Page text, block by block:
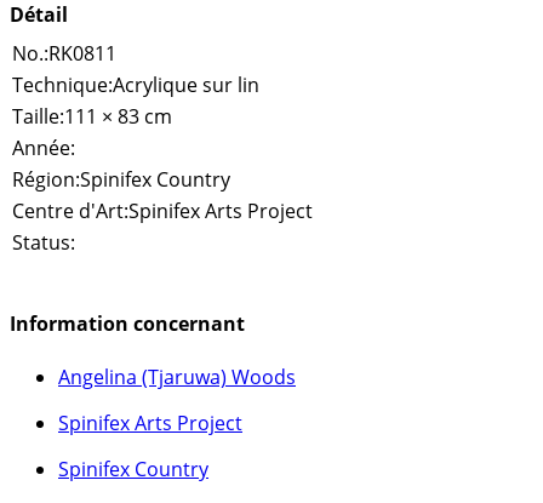
Détail
No.:RK0811
Technique:Acrylique sur lin
Taille:111 × 83 cm
Année:
Région:Spinifex Country
Centre d'Art:Spinifex Arts Project
Status:
Information concernant
Angelina (Tjaruwa) Woods
Spinifex Arts Project
Spinifex Country